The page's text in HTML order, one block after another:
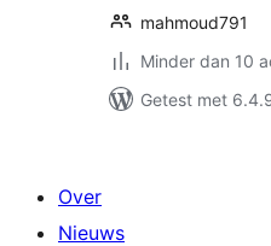
mahmoud791
Minder dan 10
Getest met
Over
Nieuws